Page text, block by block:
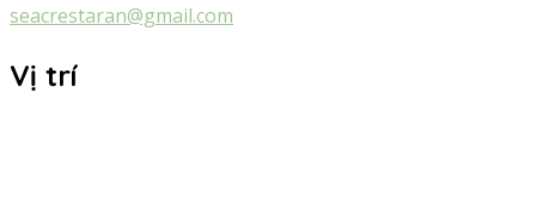
seacrestaran@gmail.com
Vị trí